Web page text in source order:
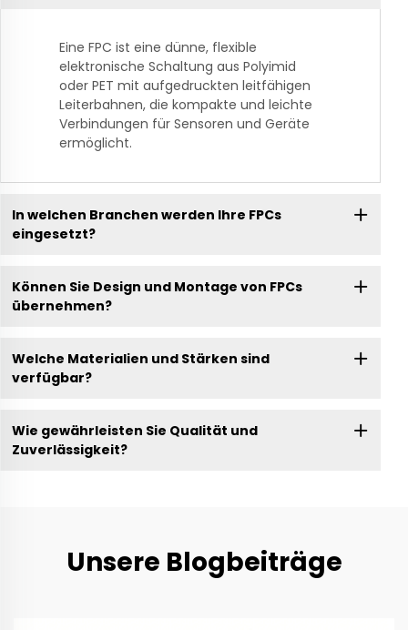
Eine FPC ist eine dünne, flexible
elektronische Schaltung aus Polyimid
oder PET mit aufgedruckten leitfähigen
Leiterbahnen, die kompakte und leichte
Verbindungen für Sensoren und Geräte
ermöglicht.
In welchen Branchen werden Ihre FPCs
eingesetzt?
Können Sie Design und Montage von FPCs
übernehmen?
Welche Materialien und Stärken sind
verfügbar?
Wie gewährleisten Sie Qualität und
Zuverlässigkeit?
Unsere Blogbeiträge